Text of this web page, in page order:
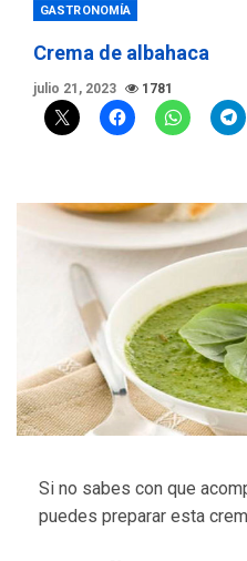
GASTRONOMÍA
Crema de albahaca
julio 21, 2023 1781
Si no sabes con que
puedes preparar esta